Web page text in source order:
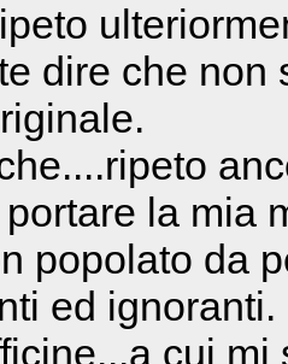
dire che non
la mia
popolato da
ed ignoranti.
cui